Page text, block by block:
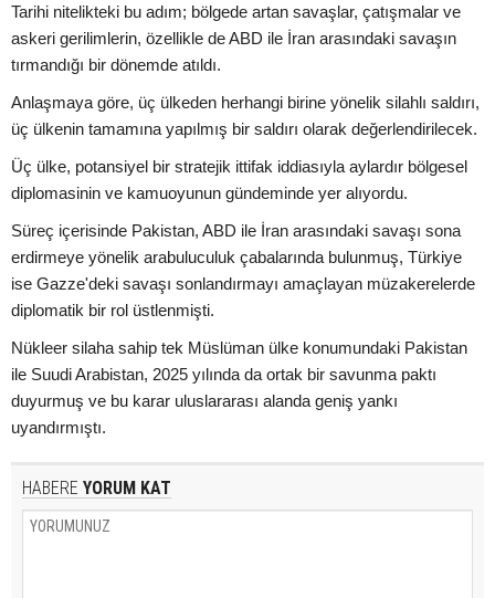
Tarihi nitelikteki bu adım; bölgede artan savaşlar, çatışmalar ve
askeri gerilimlerin, özellikle de ABD ile İran arasındaki savaşın
tırmandığı bir dönemde atıldı.
Anlaşmaya göre, üç ülkeden herhangi birine yönelik silahlı saldırı,
üç ülkenin tamamına yapılmış bir saldırı olarak değerlendirilecek.
Üç ülke, potansiyel bir stratejik ittifak iddiasıyla aylardır bölgesel
diplomasinin ve kamuoyunun gündeminde yer alıyordu.
Süreç içerisinde Pakistan, ABD ile İran arasındaki savaşı sona
erdirmeye yönelik arabuluculuk çabalarında bulunmuş, Türkiye
ise Gazze'deki savaşı sonlandırmayı amaçlayan müzakerelerde
diplomatik bir rol üstlenmişti.
Nükleer silaha sahip tek Müslüman ülke konumundaki Pakistan
ile Suudi Arabistan, 2025 yılında da ortak bir savunma paktı
duyurmuş ve bu karar uluslararası alanda geniş yankı
uyandırmıştı.
HABERE YORUM KAT